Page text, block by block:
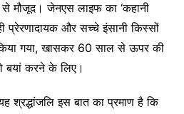
मौजूद। जेनएस लाइफ का ‘कहानी
प्रेरणादायक और सच्चे इंसानी किस्सों
गया, खासकर 60 साल से ऊपर की
बयां करने के लिए।
श्रद्धांजलि इस बात का प्रमाण है कि